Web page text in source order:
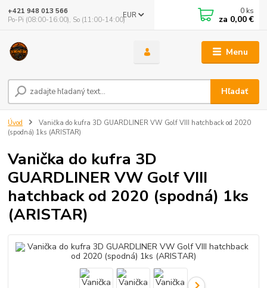
Menu
EUR
Hľadať
+421 948 013 566
Po-Pi (08:00-16:00), So (11:00-14:00)
0 ks
za 0,00 €
Úvod
Vanička do kufra 3D GUARDLINER VW Golf VIII hatchback od 2020
(spodná) 1ks (ARISTAR)
Vanička do kufra 3D
GUARDLINER VW Golf VIII
hatchback od 2020 (spodná) 1ks
(ARISTAR)